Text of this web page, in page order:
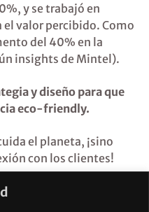
y se trabajó en
el valor percibido. Como
del 40% en la
insights de Mintel).
y diseño para que
eco-friendly.
el planeta, ¡sino
con los clientes!
Comparte